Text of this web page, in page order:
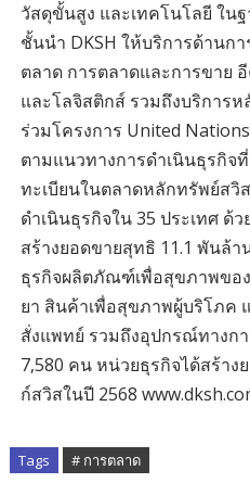
วัสดุขั้นสูง และเทคโนโลยี ใน
ชั้นนำ DKSH ให้บริการด้านก
ตลาด การตลาดและการขาย
และโลจิสติกส์ รวมถึงบริการห
ร่วมโครงการ United
ตามแนวทางการดำเนินธุรกิจ
ทะเบียนในตลาดหลักทรัพย์สวิส
ดำเนินธุรกิจใน 35 ประเทศ ด้
สร้างยอดขายสุทธิ 11.1 พันล้
ธุรกิจผลิตภัณฑ์เพื่อสุขภาพขอ
ยา สินค้าเพื่อสุขภาพผู้บริโภค
สั่งแพทย์ รวมถึงอุปกรณ์ทางก
7,580 คน หน่วยธุรกิจได้สร้า
ก์สวิสในปี 2568
Tags # การตลาด